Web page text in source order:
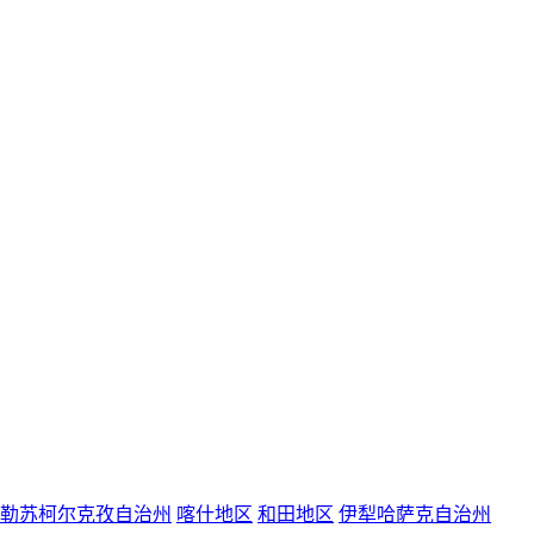
苏柯尔克孜自治州 喀什地区 和田地区 伊犁哈萨克自治州